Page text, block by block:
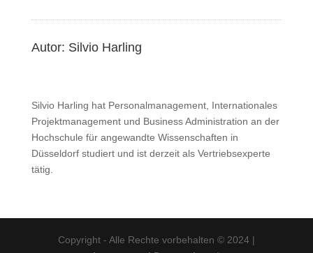
Autor: Silvio Harling
Silvio Harling hat Personalmanagement, Internationales
Projektmanagement und Business Administration an der
Hochschule für angewandte Wissenschaften in
Düsseldorf studiert und ist derzeit als Vertriebsexperte
tätig.
Copyright - Alle Rechte vorbehalten © 2024 |